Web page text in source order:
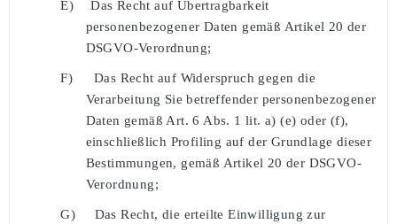
E)
Das Recht auf Übertragbarkeit
personenbezogener Daten gemäß Artikel 20 der
DSGVO-Verordnung;
F)
Das Recht auf Widerspruch gegen die
Verarbeitung Sie betreffender personenbezogener
Daten gemäß Art. 6 Abs. 1 lit. a) (e) oder (f),
einschließlich Profiling auf der Grundlage dieser
Bestimmungen, gemäß Artikel 20 der DSGVO-
Verordnung;
G)
Das Recht, die erteilte Einwilligung zur